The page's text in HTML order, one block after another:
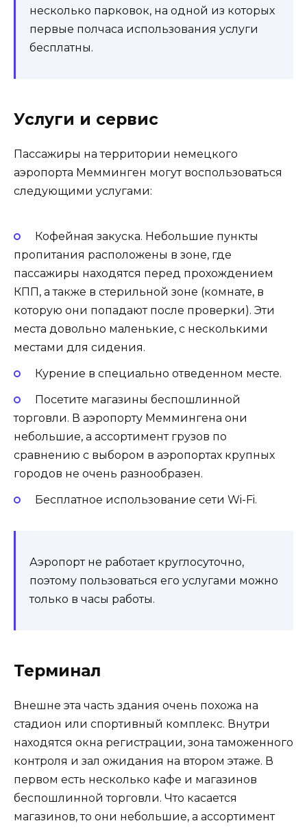
несколько парковок, на одной из которых
первые полчаса использования услуги
бесплатны.
Услуги и сервис
Пассажиры на территории немецкого
аэропорта Мемминген могут воспользоваться
следующими услугами:
Кофейная закуска. Небольшие пункты
пропитания расположены в зоне, где
пассажиры находятся перед прохождением
КПП, а также в стерильной зоне (комнате, в
которую они попадают после проверки). Эти
места довольно маленькие, с несколькими
местами для сидения.
Курение в специально отведенном месте.
Посетите магазины беспошлинной
торговли. В аэропорту Меммингена они
небольшие, а ассортимент грузов по
сравнению с выбором в аэропортах крупных
городов не очень разнообразен.
Бесплатное использование сети Wi-Fi.
Аэропорт не работает круглосуточно,
поэтому пользоваться его услугами можно
только в часы работы.
Терминал
Внешне эта часть здания очень похожа на
стадион или спортивный комплекс. Внутри
находятся окна регистрации, зона таможенного
контроля и зал ожидания на втором этаже. В
первом есть несколько кафе и магазинов
беспошлинной торговли. Что касается
магазинов, то они небольшие, а ассортимент